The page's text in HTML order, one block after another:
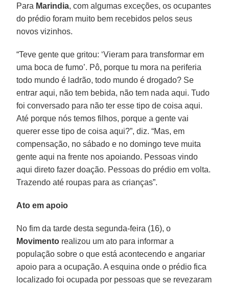
Para Marindia, com algumas exceções, os ocupantes
do prédio foram muito bem recebidos pelos seus
novos vizinhos.
“Teve gente que gritou: ‘Vieram para transformar em
uma boca de fumo’. Pô, porque tu mora na periferia
todo mundo é ladrão, todo mundo é drogado? Se
entrar aqui, não tem bebida, não tem nada aqui. Tudo
foi conversado para não ter esse tipo de coisa aqui.
Até porque nós temos filhos, porque a gente vai
querer esse tipo de coisa aqui?”, diz. “Mas, em
compensação, no sábado e no domingo teve muita
gente aqui na frente nos apoiando. Pessoas vindo
aqui direto fazer doação. Pessoas do prédio em volta.
Trazendo até roupas para as crianças”.
Ato em apoio
No fim da tarde desta segunda-feira (16), o
Movimento realizou um ato para informar a
população sobre o que está acontecendo e angariar
apoio para a ocupação. A esquina onde o prédio fica
localizado foi ocupada por pessoas que se revezaram